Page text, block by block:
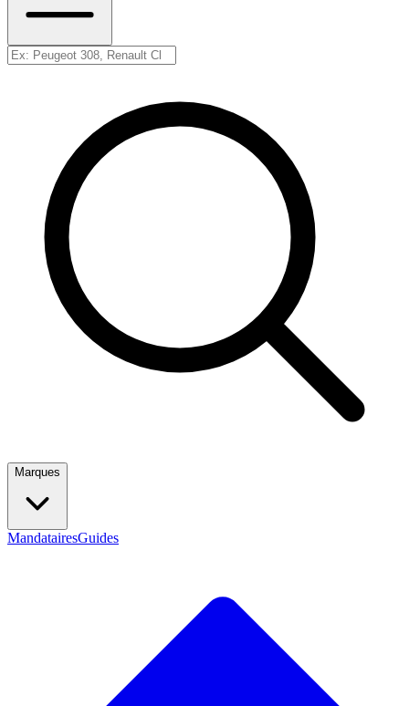
Marques
MandatairesGuides